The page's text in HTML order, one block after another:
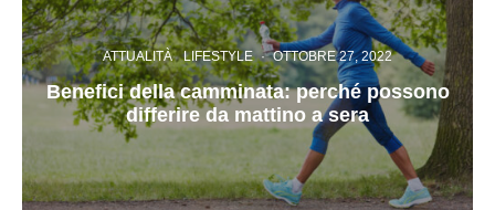
ATTUALITÀ LIFESTYLE · OTTOBRE 27, 2022
Benefici della camminata: perché possono
differire da mattino a sera